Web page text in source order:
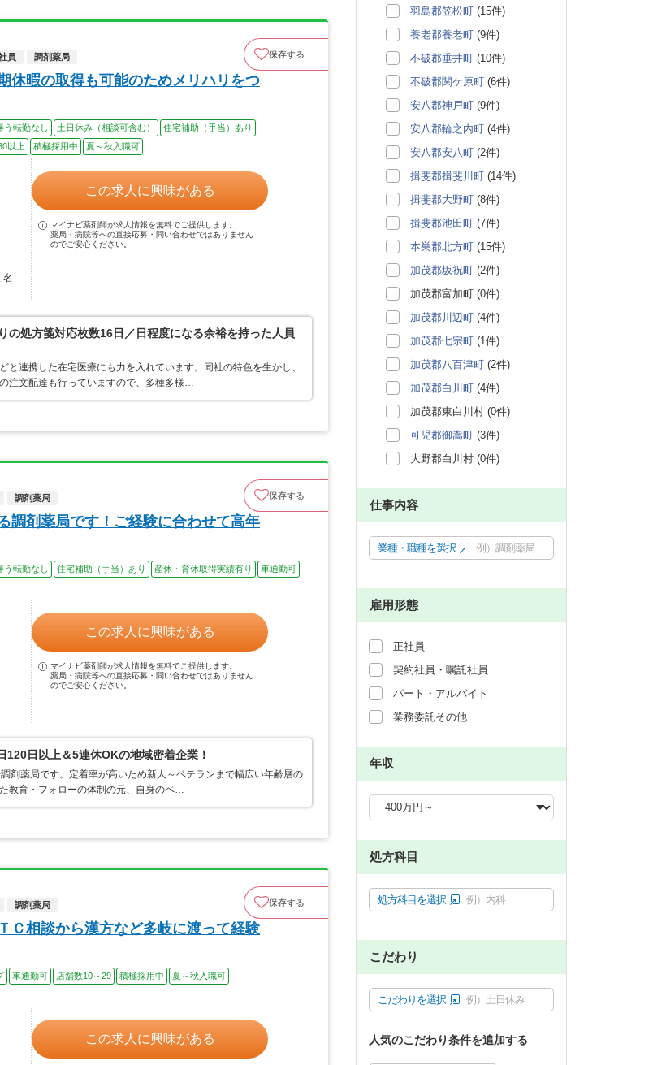
員 調剤薬局 保存する
休暇の取得も可能のためメリハリをつ
う転勤なし 土日休み（相談可含む）
住宅補助（手当）あり
以上 積極採用中 夏～秋入職可
名
この求人に興味がある
マイナビ薬剤師が求人情報を無料でご提供します。
薬局・病院等への直接応募・問い合わせではありません
のでご安心ください。
の処方箋対応枚数16日／日程度になる余裕を持った人員
連携した在宅医療にも力を入れています。同社の特色を生かし、
注文配達も行っていますので、多種多様…
調剤薬局 保存する
調剤薬局です！ご経験に合わせて高年
う転勤なし 住宅補助（手当）あり 産休・育休取得実績有り
車通勤可
この求人に興味がある
マイナビ薬剤師が求人情報を無料でご提供します。
薬局・病院等への直接応募・問い合わせではありません
のでご安心ください。
日以上＆5連休OKの地域密着企業！
剤薬局です。定着率が高いため新人～ベテランまで幅広い年齢層の
教育・フォローの体制の元、自身のペ…
調剤薬局 保存する
Ｃ相談から漢方など多岐に渡って経験
車通勤可 店舗数10～29 積極採用中
夏～秋入職可
この求人に興味がある
羽島郡笠松町 (15件)
養老郡養老町 (9件)
不破郡垂井町 (10件)
不破郡関ケ原町 (6件)
安八郡神戸町 (9件)
安八郡輪之内町 (4件)
安八郡安八町 (2件)
揖斐郡揖斐川町 (14件)
揖斐郡大野町 (8件)
揖斐郡池田町 (7件)
本巣郡北方町 (15件)
加茂郡坂祝町 (2件)
加茂郡富加町 (0件)
加茂郡川辺町 (4件)
加茂郡七宗町 (1件)
加茂郡八百津町 (2件)
加茂郡白川町 (4件)
加茂郡東白川村 (0件)
可児郡御嵩町 (3件)
大野郡白川村 (0件)
仕事内容
業種・職種を選択 例）調剤薬局
雇用形態
正社員
契約社員・嘱託社員
パート・アルバイト
業務委託その他
年収
処方科目
処方科目を選択 例）内科
こだわり
こだわりを選択 例）土日休み
人気のこだわり条件を追加する